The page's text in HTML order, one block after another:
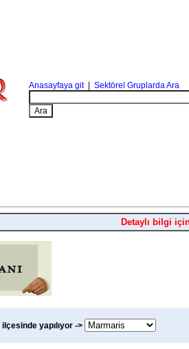
Anasayfaya git| Sektörel Gruplarda Ara
Detaylı bilgi
ilçesinde yapılıyor ->